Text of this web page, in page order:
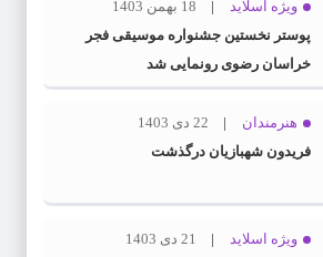
ویژه اسلاید
18 بهمن 1403
پوستر نخستین جشنواره موسیقی فجر
خراسان رضوی رونمایی شد
هنرمندان
22 دی 1403
فریدون شهبازیان درگذشت
ویژه اسلاید
21 دی 1403